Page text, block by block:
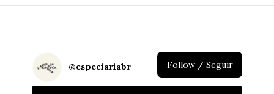
@especiariabr Follow / Seguir